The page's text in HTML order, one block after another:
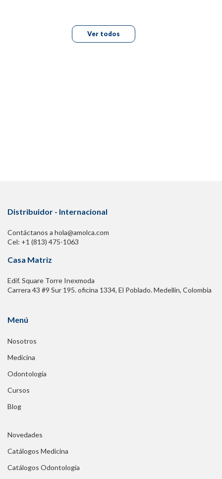
Ver todos
Distribuidor - Internacional
Contáctanos a hola@amolca.com
Cel: +1 (813) 475-1063
Casa Matriz
Edif. Square Torre Inexmoda
Carrera 43 #9 Sur 195. oficina 1334, El Poblado. Medellín, Colombia
Menú
Nosotros
Medicina
Odontología
Cursos
Blog
Novedades
Catálogos Medicina
Catálogos Odontología